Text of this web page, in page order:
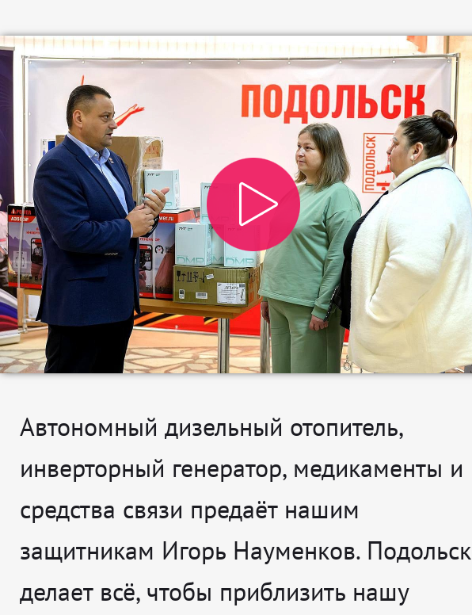
Автономный дизельный отопитель,
инверторный генератор, медикаменты и
средства связи предаёт нашим
защитникам Игорь Науменков. Подольск
делает всё, чтобы приблизить нашу